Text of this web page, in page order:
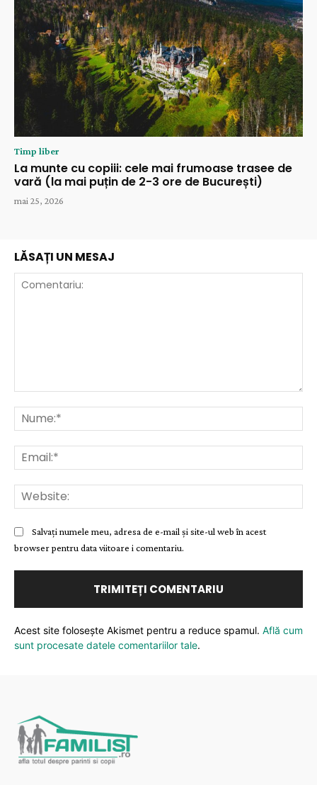
Timp liber
La munte cu copiii: cele mai frumoase trasee de
vară (la mai puțin de 2-3 ore de București)
mai 25, 2026
LĂSAȚI UN MESAJ
Salvați numele meu, adresa de e-mail și site-ul web în acest
browser pentru data viitoare i comentariu.
Acest site folosește Akismet pentru a reduce spamul. Află cum
sunt procesate datele comentariilor tale.